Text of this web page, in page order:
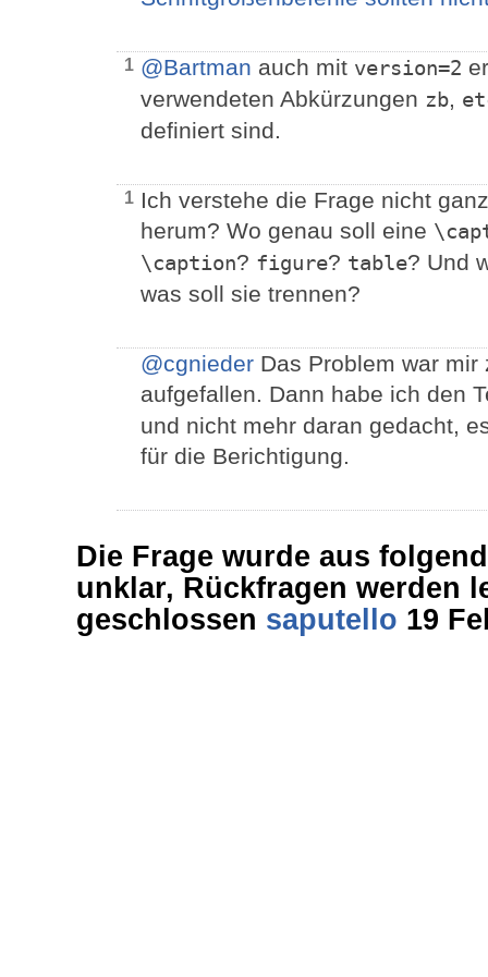
1 @Bartman auch mit version=2
verwendeten Abkürzungen zb,
definiert sind.
1 Ich verstehe die Frage nicht
herum? Wo genau soll eine
\caption? figure? table? Und
was soll sie trennen?
@cgnieder Das Problem war
aufgefallen. Dann habe ich den
und nicht mehr daran gedacht,
für die Berichtigung.
Die Frage wurde aus
unklar, Rückfragen werden
geschlossen saputello 19